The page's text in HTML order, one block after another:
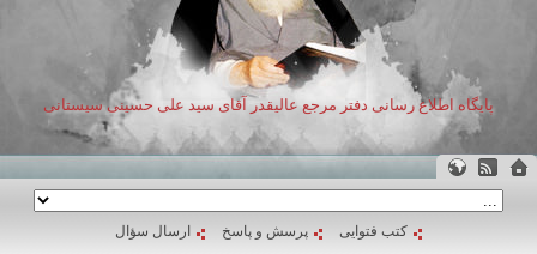
پایگاه اطلاع رسانی دفتر مرجع عالیقدر آقای سید علی حسینی سیستانی
کتب فتوایی پرسش و پاسخ ارسال سؤال